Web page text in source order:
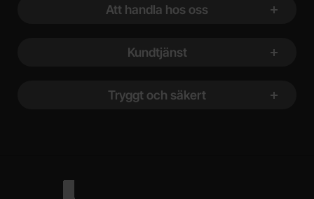
Att handla hos oss
Kundtjänst
Tryggt och säkert